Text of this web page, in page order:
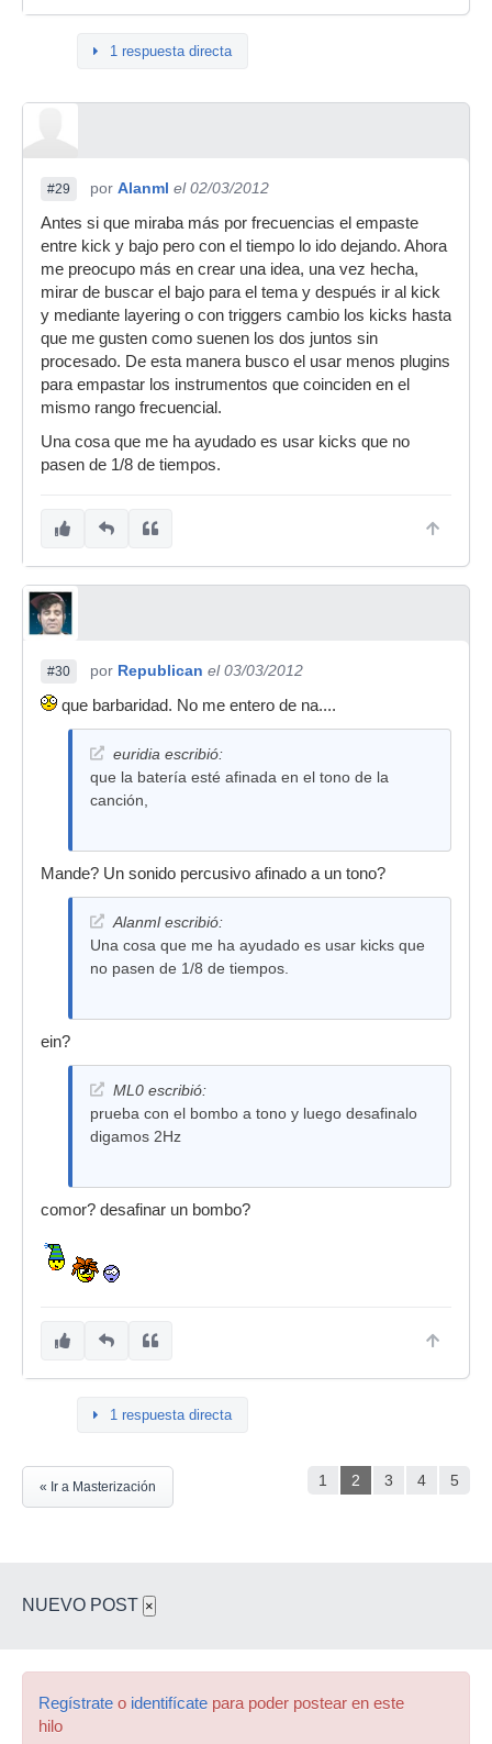
1 respuesta directa
#29 por Alanml el 02/03/2012
Antes si que miraba más por frecuencias el empaste
entre kick y bajo pero con el tiempo lo ido dejando. Ahora
me preocupo más en crear una idea, una vez hecha,
mirar de buscar el bajo para el tema y después ir al kick
y mediante layering o con triggers cambio los kicks hasta
que me gusten como suenen los dos juntos sin
procesado. De esta manera busco el usar menos plugins
para empastar los instrumentos que coinciden en el
mismo rango frecuencial.
Una cosa que me ha ayudado es usar kicks que no
pasen de 1/8 de tiempos.
#30 por Republican el 03/03/2012
que barbaridad. No me entero de na....
euridia escribió:
que la batería esté afinada en el tono de la
canción,
Mande? Un sonido percusivo afinado a un tono?
Alanml escribió:
Una cosa que me ha ayudado es usar kicks que
no pasen de 1/8 de tiempos.
ein?
ML0 escribió:
prueba con el bombo a tono y luego desafinalo
digamos 2Hz
comor? desafinar un bombo?
1 respuesta directa
1 2 3 4 5
« Ir a Masterización
NUEVO POST ×
Regístrate o identifícate para poder postear en este
hilo